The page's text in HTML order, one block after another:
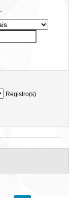
Registro(s)